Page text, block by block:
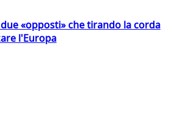
«opposti» che tirando la corda
l'Europa